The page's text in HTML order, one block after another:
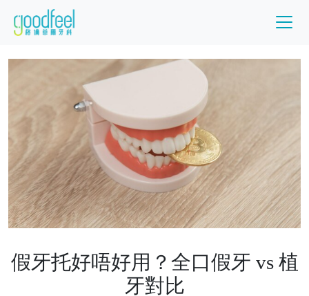
假牙托好唔好用？全口假牙 vs 植
牙對比